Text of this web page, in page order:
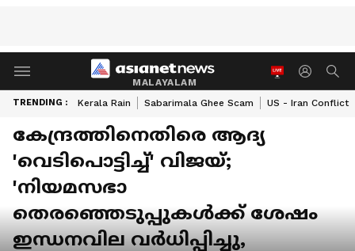
MALAYALAM
TRENDING : Kerala Rain Sabarimala Ghee Scam US - Iran Conflict
കേന്ദ്രത്തിനെതിരെ ആദ്യ
'വെടിപൊട്ടിച്ച്' വിജയ്;
'നിയമസഭാ
തെരഞ്ഞെടുപ്പുകൾക്ക് ശേഷം
ഇന്ധനവില വർധിപ്പിച്ചു,